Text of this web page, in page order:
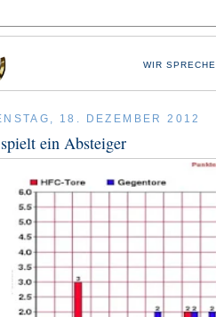
WIR
18. DEZEMBER 2012
ein Absteiger